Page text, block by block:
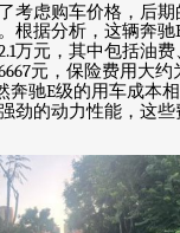
考虑购车价格，后
根据分析，这辆奔驰
万元，其中包括油
元，保险费用大约
奔驰E级的用车成本
劲的动力性能，这